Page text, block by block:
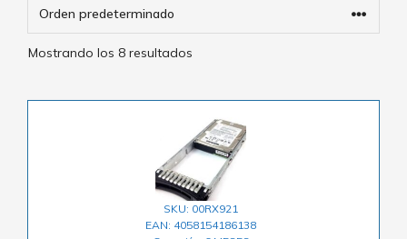
Mostrando los 8 resultados
SKU: 00RX921
EAN: 4058154186138